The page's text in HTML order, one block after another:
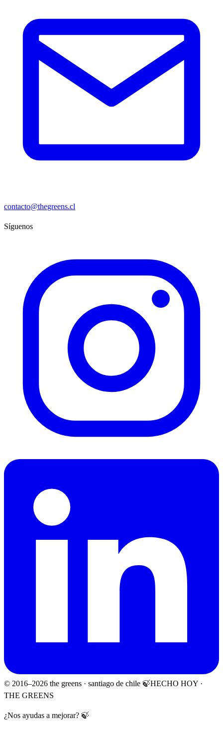
contacto@thegreens.cl
Síguenos
© 2016–2026 the greens · santiago de chile 🍃HECHO HOY ·
THE GREENS
¿Nos ayudas a mejorar? 🍃